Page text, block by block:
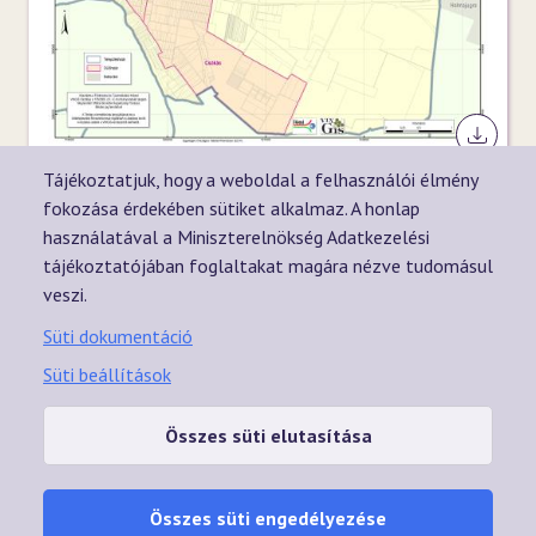
Tájékoztatjuk, hogy a weboldal a felhasználói élmény
fokozása érdekében sütiket alkalmaz. A honlap
használatával a Miniszterelnökség Adatkezelési
tájékoztatójában foglaltakat magára nézve tudomásul
veszi.
Süti dokumentáció
Süti beállítások
Összes süti elutasítása
Összes süti engedélyezése
agrárpolitikáért felelős miniszter gyakorolja a tulajdonosi jogokat, és
ADATKEZELÉSI TÁJÉKOZTATÓSÜTIK